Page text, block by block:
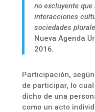
no excluyente
interacciones
sociedades
Nueva Agenda
2016.
Participación,
de participar, lo
dicho de una
como un acto